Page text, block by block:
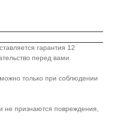
гарантия 12
перед вами.
только при соблюдении
признаются повреждения,